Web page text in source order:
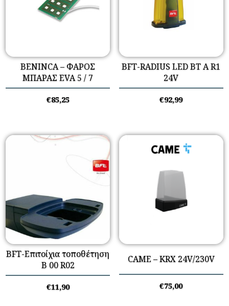
BENINCA – ΦΑΡΟΣ
ΜΠΑΡΑΣ EVA 5 / 7
€85,25
BFT-RADIUS LED BT A R1
24V
€92,99
BFT-Επιτοίχια τοποθέτηση
B 00 R02
€11,90
CAME – KRX 24V/230V
€75,00